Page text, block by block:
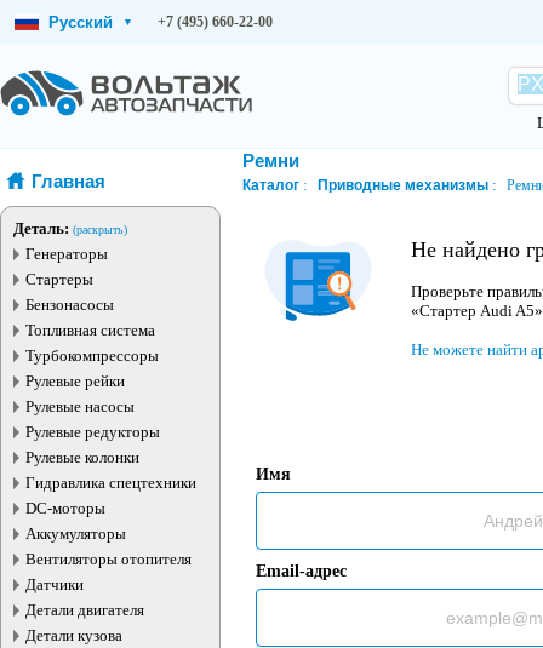
Русский ▾ +7 (495) 660-22-00
Главная
Деталь: (раскрыть)
Генераторы
Стартеры
Бензонасосы
Топливная система
Турбокомпрессоры
Рулевые рейки
Рулевые насосы
Рулевые редукторы
Рулевые колонки
Гидравлика спецтехники
DC-моторы
Аккумуляторы
Вентиляторы отопителя
Датчики
Детали двигателя
Детали кузова
Ремни
Каталог Приводные механизмы
Не найдено
Проверьте
«Стартер Audi
Не можете найти
Имя
Email-адрес